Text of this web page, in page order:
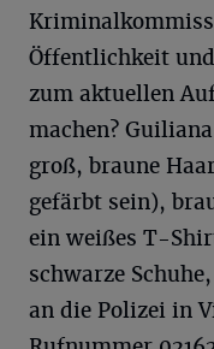
Öffentlichkeit
zum aktuellen
machen?
groß, braune
gefärbt sein),
ein weißes T-
schwarze
an die Polizei in